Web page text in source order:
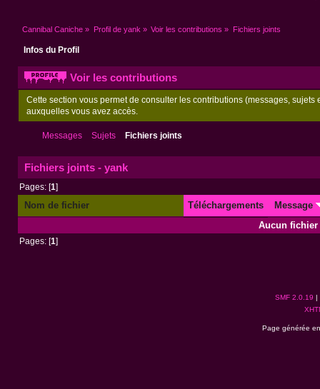
Cannibal Caniche » Profil de yank » Voir les contributions » Fichiers joints
Infos du Profil
Voir les contributions
Cette section vous permet de consulter les contributions (messages,
auxquelles vous avez accès.
Messages Sujets Fichiers joints
Fichiers joints - yank
Pages: [1]
Nom de fichier Téléchargements
Message
Aucun fichier
Pages: [1
SMF 2.0.19 |
Page générée